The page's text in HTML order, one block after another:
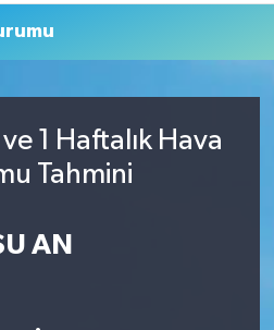
1 Haftalık Hava
Tahmini
AN